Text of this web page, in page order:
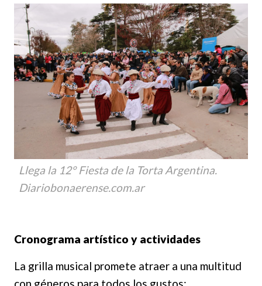
Llega la 12° Fiesta de la Torta Argentina.
Diariobonaerense.com.ar
Cronograma artístico y actividades
La grilla musical promete atraer a una multitud